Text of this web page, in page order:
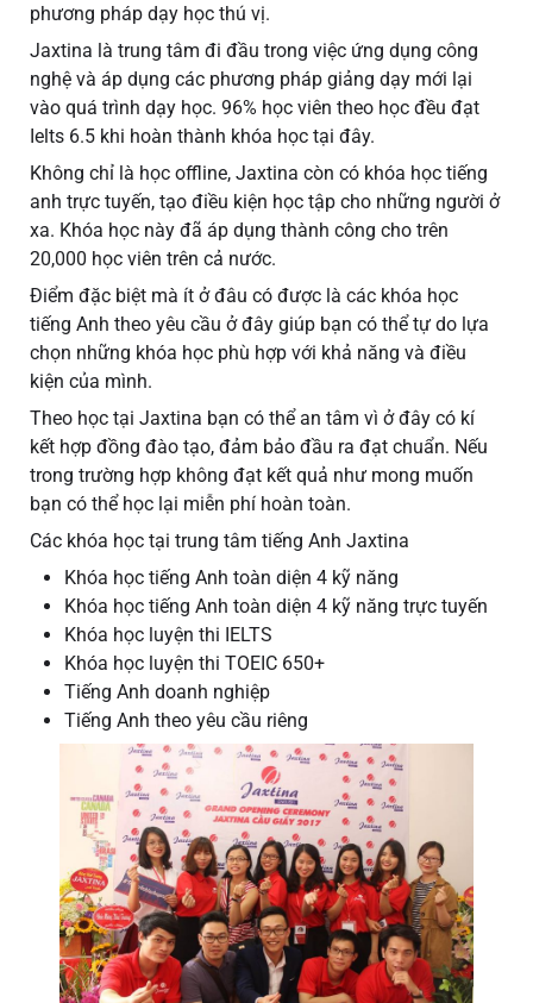
phương pháp dạy học thú vị.
Jaxtina là trung tâm đi đầu trong việc ứng dụng công
nghệ và áp dụng các phương pháp giảng dạy mới lại
vào quá trình dạy học. 96% học viên theo học đều đạt
Ielts 6.5 khi hoàn thành khóa học tại đây.
Không chỉ là học offline, Jaxtina còn có khóa học tiếng
anh trực tuyến, tạo điều kiện học tập cho những người ở
xa. Khóa học này đã áp dụng thành công cho trên
20,000 học viên trên cả nước.
Điểm đặc biệt mà ít ở đâu có được là các khóa học
tiếng Anh theo yêu cầu ở đây giúp bạn có thể tự do lựa
chọn những khóa học phù hợp với khả năng và điều
kiện của mình.
Theo học tại Jaxtina bạn có thể an tâm vì ở đây có kí
kết hợp đồng đào tạo, đảm bảo đầu ra đạt chuẩn. Nếu
trong trường hợp không đạt kết quả như mong muốn
bạn có thể học lại miễn phí hoàn toàn.
Các khóa học tại trung tâm tiếng Anh Jaxtina
Khóa học tiếng Anh toàn diện 4 kỹ năng
Khóa học tiếng Anh toàn diện 4 kỹ năng trực tuyến
Khóa học luyện thi IELTS
Khóa học luyện thi TOEIC 650+
Tiếng Anh doanh nghiệp
Tiếng Anh theo yêu cầu riêng